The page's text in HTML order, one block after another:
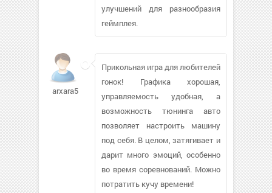
улучшений для разнообразия
геймплея.
arxara555
Прикольная игра для любителей
гонок! Графика хорошая,
управляемость удобная, а
возможность тюнинга авто
позволяет настроить машину
под себя. В целом, затягивает и
дарит много эмоций, особенно
во время соревнований. Можно
потратить кучу времени!